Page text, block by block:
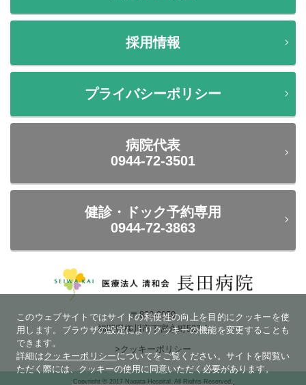
採用情報
プライバシーポリシー
病院代表
0944-72-3501
健診・ドック予約専用
0944-72-3863
〒832-0059
福岡県柳川市下宮永町523-1
>クッキーポリシー
Copyright © 2017 Nagata Hospital. All Rights Reserved.
このウェブサイトではサイトの利便性の向上を目的にクッキーを使
用します。ブラウザの設定によりクッキーの機能を変更することも
できます。
詳細はクッキーポリシー についてをご覧ください。サイトを閲覧い
ただく際には、クッキーの使用に同意いただく必要があります。